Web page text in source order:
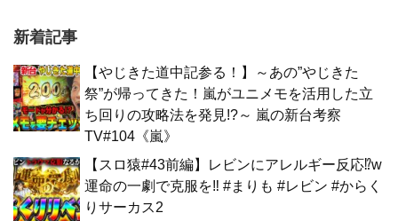
新着記事
【やじきた道中記参る！】～あの”やじきた
祭”が帰ってきた！嵐がユニメモを活用した立
ち回りの攻略法を発見!?～ 嵐の新台考察
TV#104《嵐》
【スロ猿#43前編】レビンにアレルギー反応⁉w
運命の一劇で克服を‼ #まりも #レビン #からく
りサーカス2